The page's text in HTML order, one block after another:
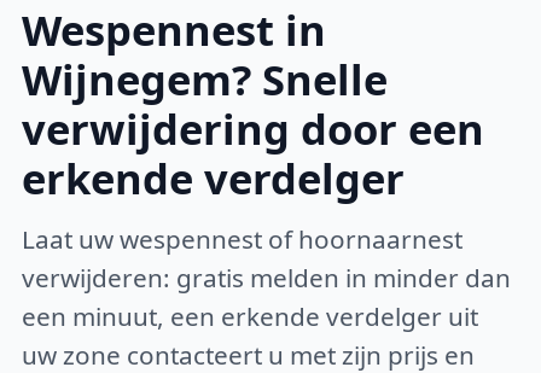
Wespennest in
Wijnegem? Snelle
verwijdering door een
erkende verdelger
Laat uw wespennest of hoornaarnest
verwijderen: gratis melden in minder dan
een minuut, een erkende verdelger uit
uw zone contacteert u met zijn prijs en